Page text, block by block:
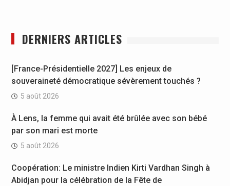
DERNIERS ARTICLES
[France-Présidentielle 2027] Les enjeux de
souveraineté démocratique sévèrement touchés ?
5 août 2026
À Lens, la femme qui avait été brûlée avec son bébé
par son mari est morte
5 août 2026
Coopération: Le ministre Indien Kirti Vardhan Singh à
Abidjan pour la célébration de la Fête de